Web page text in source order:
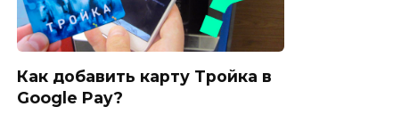
Как добавить карту Тройка в
Google Pay?